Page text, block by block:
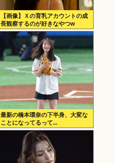
【画像】Ｘの育乳アカウントの成
長観察するのが好きなやつw
最新の橋本環奈の下半身、大変な
ことになってるって...